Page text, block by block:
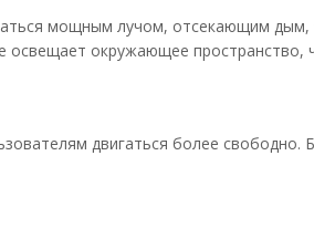
мощным лучом, отсекающим дым,
освещает окружающее пространство,
двигаться более